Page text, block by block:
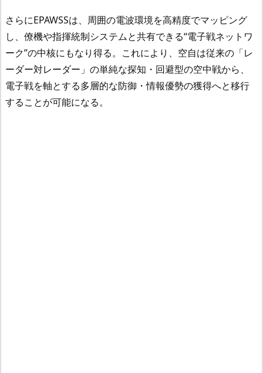
さらにEPAWSSは、周囲の電波環境を高精度でマッピング
し、僚機や指揮統制システムと共有できる“電子戦ネットワ
ーク”の中核にもなり得る。これにより、空自は従来の「レ
ーダー対レーダー」の単純な探知・回避型の空中戦から、
電子戦を軸とする多層的な防御・情報優勢の獲得へと移行
することが可能になる。